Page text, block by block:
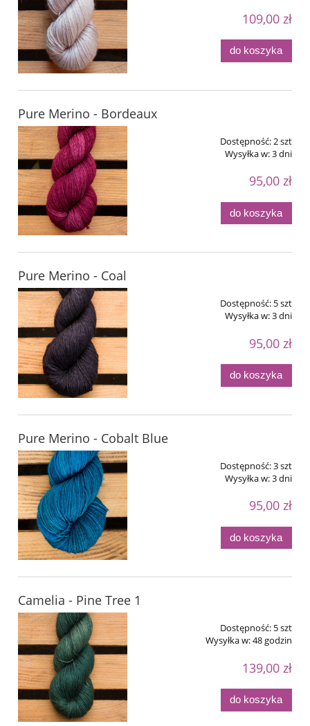
109,00 zł
do koszyka
Pure Merino - Bordeaux
Dostępność:2 szt
Wysyłka w:3 dni
95,00 zł
do koszyka
Pure Merino - Coal
Dostępność: 5 szt
Wysyłka w:3 dni
95,00 zł
do koszyka
Pure Merino - Cobalt Blue
Dostępność:3 szt
Wysyłka w:3 dni
95,00 zł
do koszyka
Camelia - Pine Tree 1
Dostępność: 5 szt
Wysyłka w:48 godzin
139,00 zł
do koszyka